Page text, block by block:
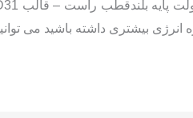
بیشتری داشته باشید می